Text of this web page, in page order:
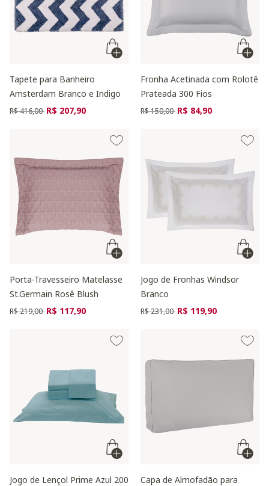
Tapete para Banheiro
Amsterdam Branco e Indigo
Preço reduzido de
R$ 416,00 para
R$ 207,90
Fronha Acetinada com Rolotê
Prateada 300 Fios
Preço reduzido de
R$ 150,00 para
R$ 84,90
Porta-Travesseiro Matelasse
St.Germain Rosê Blush
Preço reduzido de
R$ 219,00 para
R$ 117,90
Jogo de Fronhas Windsor
Branco
Preço reduzido de
R$ 231,00 para
R$ 119,90
Jogo de Lençol Prime Azul 200
Capa de Almofadão para